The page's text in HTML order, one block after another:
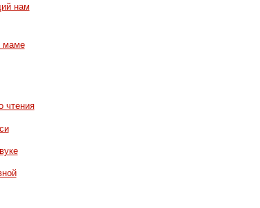
нам
маме
чтения